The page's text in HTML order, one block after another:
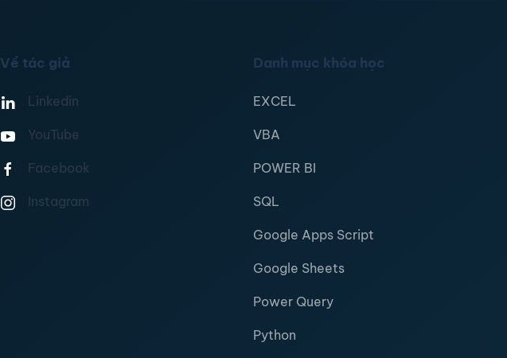
Về tác giả
Linkedin
YouTube
Facebook
Instagram
Danh mục khóa học
EXCEL
VBA
POWER BI
SQL
Google Apps Script
Google Sheets
Power Query
Python